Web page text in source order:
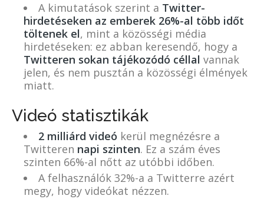
A kimutatások szerint a Twitter-
hirdetéseken az emberek 26%-al több időt
töltenek el, mint a közösségi média
hirdetéseken: ez abban keresendő, hogy a
Twitteren sokan tájékozódó céllal vannak
jelen, és nem pusztán a közösségi élmények
miatt.
Videó statisztikák
2 milliárd videó kerül megnézésre a
Twitteren napi szinten. Ez a szám éves
szinten 66%-al nőtt az utóbbi időben.
A felhasználók 32%-a a Twitterre azért
megy, hogy videókat nézzen.